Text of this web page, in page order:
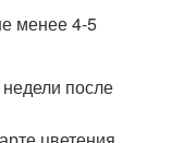
менее 4-5
после